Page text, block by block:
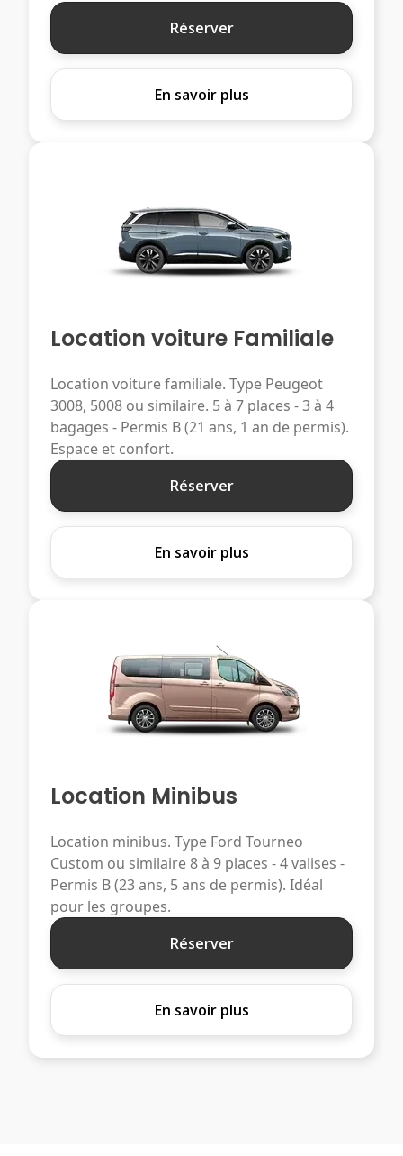
Réserver
En savoir plus
Location voiture Familiale
Location voiture familiale. Type Peugeot
3008, 5008 ou similaire. 5 à 7 places - 3 à 4
bagages - Permis B (21 ans, 1 an de permis).
Espace et confort.
Réserver
En savoir plus
Location Minibus
Location minibus. Type Ford Tourneo
Custom ou similaire 8 à 9 places - 4 valises -
Permis B (23 ans, 5 ans de permis). Idéal
pour les groupes.
Réserver
En savoir plus